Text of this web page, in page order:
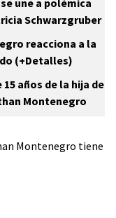
une a polémica
Schwarzgruber
reacciona a la
(+Detalles)
años de la hija de
Montenegro